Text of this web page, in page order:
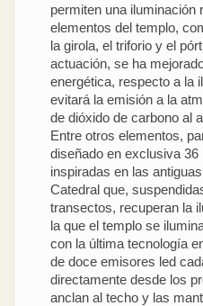
permiten una iluminación
elementos del templo,
la girola, el triforio y el
actuación, se ha
energética, respecto a la
evitará la emisión a la
de dióxido de carbono al
Entre otros elementos,
diseñado en exclusiva
inspiradas en las
Catedral que,
transectos, recuperan la
la que el templo se
con la última tecnología
de doce emisores led
directamente desde los
anclan al techo y las